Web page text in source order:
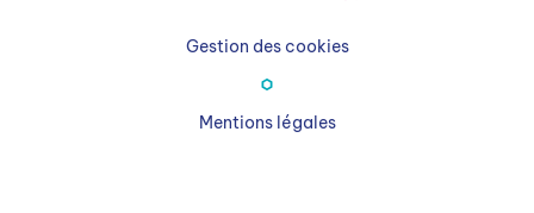
Gestion des cookies
Mentions légales